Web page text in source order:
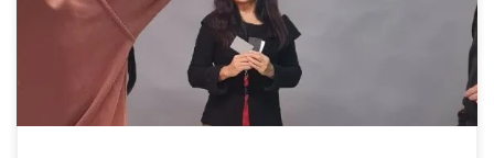
réunion pour venir nous rencontrer. Le club se situe au 14 rue
Hoche à Malakoff, dans la troisième cour de l’immeuble. Vous
retrouverez la prochaine date en suivant notre actualité. Nous
réalisons, en plus, des ateliers techniques, sur proposition ou à la
demande […]